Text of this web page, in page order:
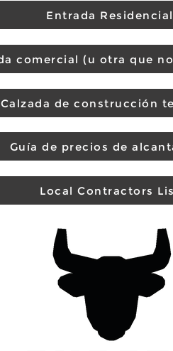
Entrada Residencial
Calzada de construcción
Guía de precios de
Local Contractors